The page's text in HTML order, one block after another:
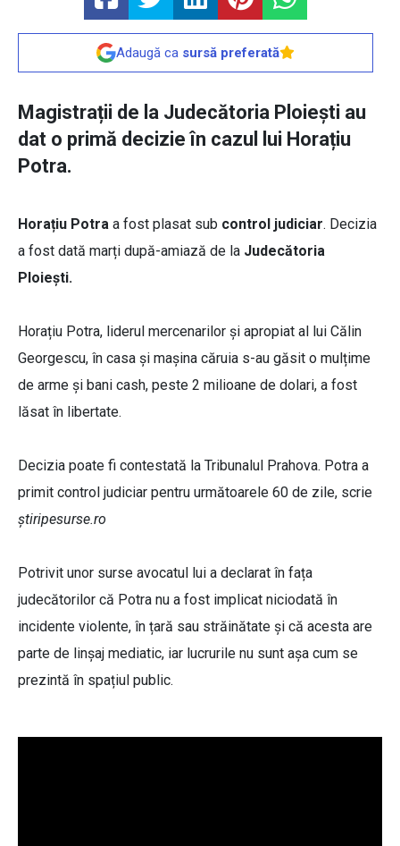
Adaugă ca sursă preferată
Magistrații de la Judecătoria Ploiești au
dat o primă decizie în cazul lui Horațiu
Potra.
Horațiu Potra a fost plasat sub control judiciar. Decizia
a fost dată marți după-amiază de la Judecătoria
Ploiești.
Horațiu Potra, liderul mercenarilor și apropiat al lui Călin
Georgescu, în casa și mașina căruia s-au găsit o mulțime
de arme și bani cash, peste 2 milioane de dolari, a fost
lăsat în libertate.
Decizia poate fi contestată la Tribunalul Prahova. Potra a
primit control judiciar pentru următoarele 60 de zile, scrie
știripesurse.ro
Potrivit unor surse avocatul lui a declarat în fața
judecătorilor că Potra nu a fost implicat niciodată în
incidente violente, în țară sau străinătate și că acesta are
parte de linșaj mediatic, iar lucrurile nu sunt așa cum se
prezintă în spațiul public.